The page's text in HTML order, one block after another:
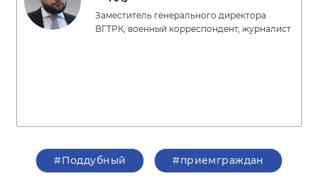
Заместитель генерального директора
ВГТРК, военный корреспондент, журналист
#Поддубный #приемграждан